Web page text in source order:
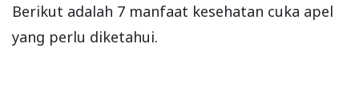
Berikut adalah 7 manfaat kesehatan cuka apel
yang perlu diketahui.